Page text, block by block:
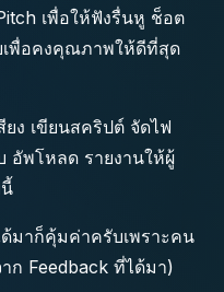
เพื่อให้ฟังรื่นหู ช็อต
เพื่อคงคุณภาพให้ดีที่สุด
ง เขียนสคริปต์ จัดไฟ
อัพโหลด รายงานให้ผู้
มาก็คุ้มค่าครับเพราะคน
าก Feedback ที่ได้มา)